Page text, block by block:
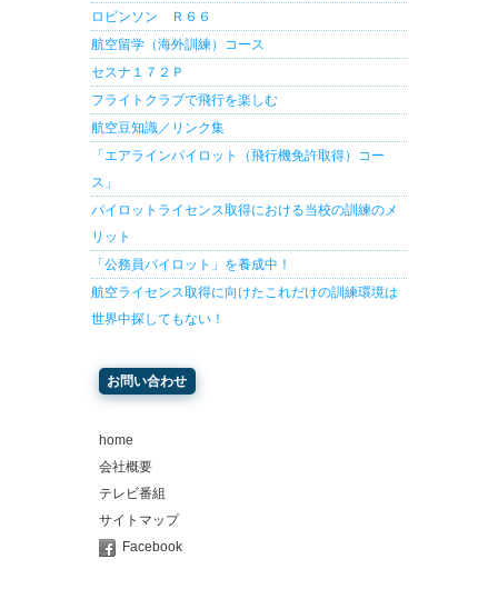
ロビンソン Ｒ６６
航空留学（海外訓練）コース
セスナ１７２Ｐ
フライトクラブで飛行を楽しむ
航空豆知識／リンク集
「エアラインパイロット（飛行機免許取得）コー
ス」
パイロットライセンス取得における当校の訓練のメ
リット
「公務員パイロット」を養成中！
航空ライセンス取得に向けたこれだけの訓練環境は
世界中探してもない！
お問い合わせ
home
会社概要
テレビ番組
サイトマップ
Facebook